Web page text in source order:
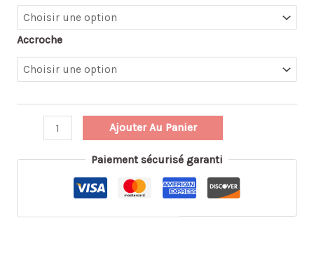
Accroche
Ajouter Au Panier
Paiement sécurisé garanti